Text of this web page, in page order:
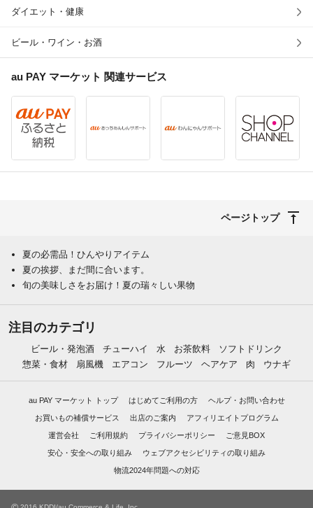
ダイエット・健康
ビール・ワイン・お酒
au PAY マーケット 関連サービス
ページトップ
夏の必需品！ひんやりアイテム
夏の挨拶、まだ間に合います。
旬の美味しさをお届け！夏の瑞々しい果物
注目のカテゴリ
ビール・発泡酒 チューハイ 水 お茶飲料
ソフトドリンク
惣菜・食材
扇風機 エアコン フルーツ ヘアケア 肉 ウナギ
au PAY マーケット トップ はじめてご利用の方 ヘルプ・お問い合わせ
お買いもの補償サービス 出店のご案内 アフィリエイトプログラム
運営会社 ご利用規約 プライバシーポリシー ご意見BOX
安心・安全への取り組み ウェブアクセシビリティの取り組み
物流2024年問題への対応